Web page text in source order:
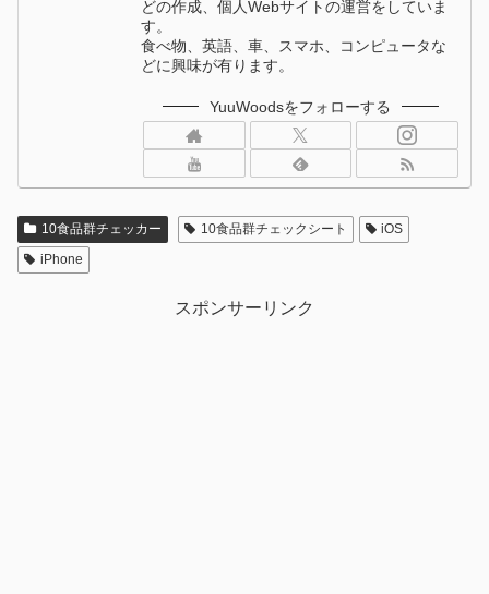
どの作成、個人Webサイトの運営をしていま
す。
食べ物、英語、車、スマホ、コンピュータな
どに興味が有ります。
YuuWoodsをフォローする
10食品群チェッカー 10食品群チェックシート
iOS
iPhone
スポンサーリンク